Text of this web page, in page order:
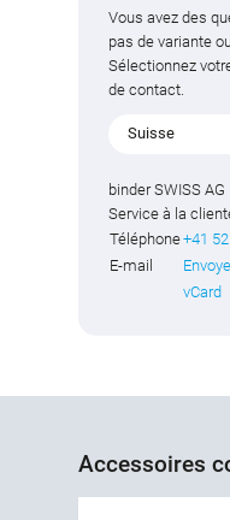
Vous avez des
pas de variante
Sélectionnez
de contact.
Suisse
binder SWISS AG
Service à la
Téléphone+41
E-mail
vCard
Accessoires